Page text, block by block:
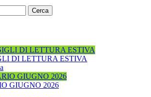
DI LETTURA ESTIVA
GIUGNO 2026